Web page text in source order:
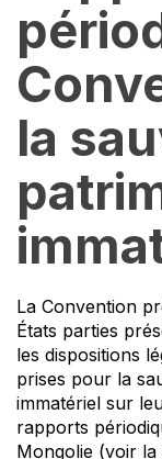
la
La Convention
États parties
les dispositions
prises pour la
immatériel sur
rapports
Mongolie (voir la